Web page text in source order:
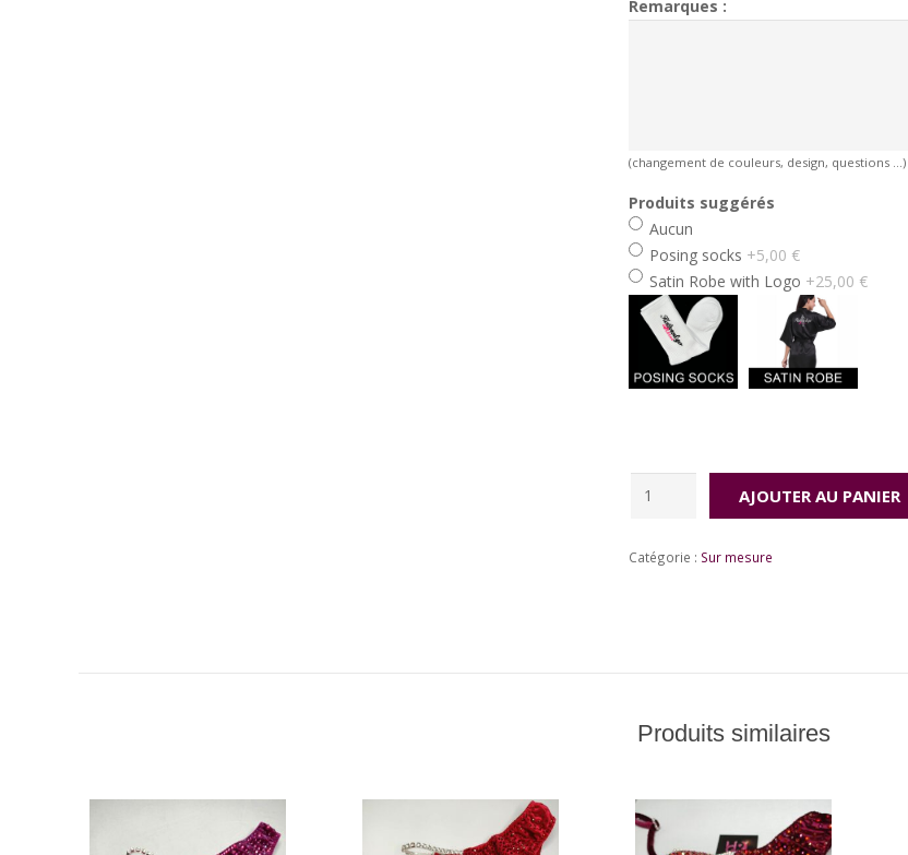
Remarques :
(changement de couleurs, design, questions ...)
Produits suggérés
Aucun
Posing socks +5,00 €
Satin Robe with Logo +25,00 €
AJOUTER AU PANIER
Catégorie : Sur mesure
Produits similaires